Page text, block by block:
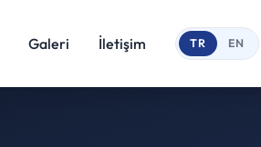
Galeri İletişim TR EN